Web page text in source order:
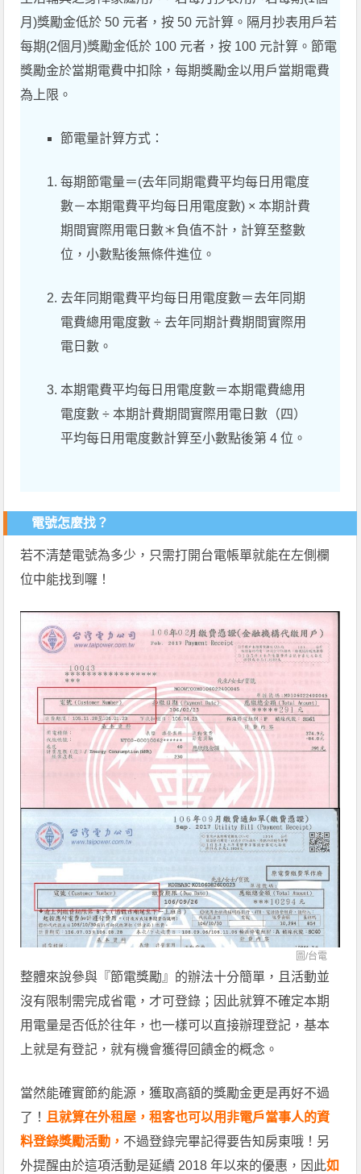
月)獎勵金低於 50 元者，按 50 元計算。隔月抄表用戶若
每期(2個月)獎勵金低於 100 元者，按 100 元計算。節電
獎勵金於當期電費中扣除，每期獎勵金以用戶當期電費
為上限。
節電量計算方式：
每期節電量＝(去年同期電費平均每日用電度
數－本期電費平均每日用電度數) × 本期計費
期間實際用電日數＊負值不計，計算至整數
位，小數點後無條件進位。
去年同期電費平均每日用電度數＝去年同期
電費總用電度數 ÷ 去年同期計費期間實際用
電日數。
本期電費平均每日用電度數＝本期電費總用
電度數 ÷ 本期計費期間實際用電日數（四）
平均每日用電度數計算至小數點後第 4 位。
電號怎麼找？
若不清楚電號為多少，只需打開台電帳單就能在左側欄
位中能找到囉！
圖/台電
整體來說參與『節電獎勵』的辦法十分簡單，且活動並
沒有限制需完成省電，才可登錄；因此就算不確定本期
用電量是否低於往年，也一樣可以直接辦理登記，基本
上就是有登記，就有機會獲得回饋金的概念。
當然能確實節約能源，獲取高額的獎勵金更是再好不過
了！
且就算在外租屋，租客也可以用非電戶當事人的資
料登錄獎勵活動， 不過登錄完畢記得要告知房東哦！另
外提醒由於這項活動是延續 2018 年以來的優惠，因此如